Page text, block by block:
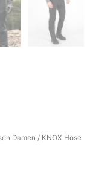
Damen / KNOX Hose